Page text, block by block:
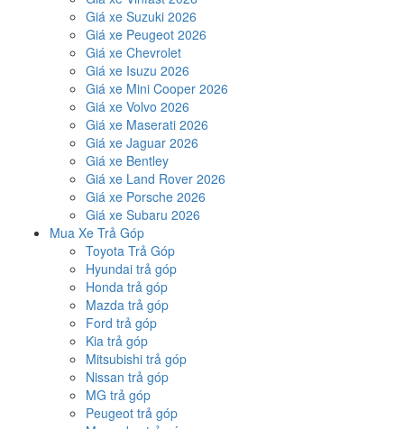
Giá xe Suzuki 2026
Giá xe Peugeot 2026
Giá xe Chevrolet
Giá xe Isuzu 2026
Giá xe Mini Cooper 2026
Giá xe Volvo 2026
Giá xe Maserati 2026
Giá xe Jaguar 2026
Giá xe Bentley
Giá xe Land Rover 2026
Giá xe Porsche 2026
Giá xe Subaru 2026
Mua Xe Trả Góp
Toyota Trả Góp
Hyundai trả góp
Honda trả góp
Mazda trả góp
Ford trả góp
Kia trả góp
Mitsubishi trả góp
Nissan trả góp
MG trả góp
Peugeot trả góp